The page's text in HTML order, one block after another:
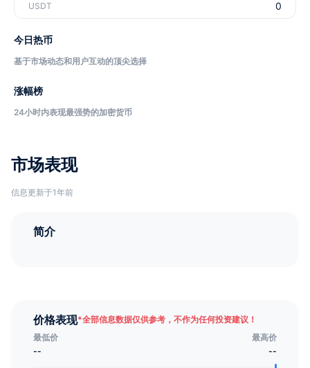
市场表现
信息更新于1年前
简介
价格表现*全部信息数据仅供参考，不作为任何投资建议！
最低价
最高价
--
--
USDT
今日热币
基于市场动态和用户互动的顶尖选择
涨幅榜
24小时内表现最强势的加密货币